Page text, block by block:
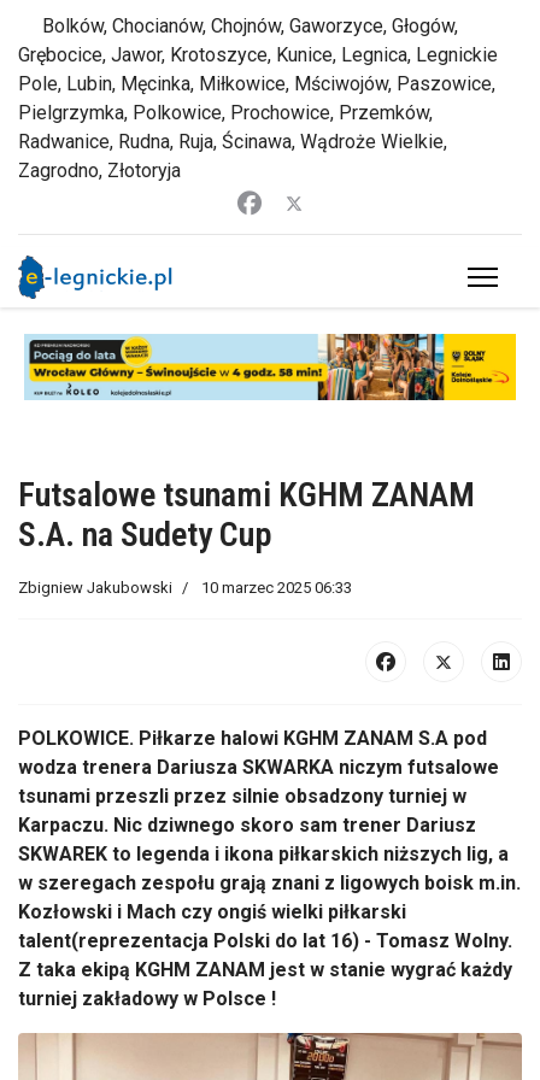
Bolków, Chocianów, Chojnów, Gaworzyce, Głogów,
Grębocice, Jawor, Krotoszyce, Kunice, Legnica, Legnickie
Pole, Lubin, Męcinka, Miłkowice, Mściwojów, Paszowice,
Pielgrzymka, Polkowice, Prochowice, Przemków,
Radwanice, Rudna, Ruja, Ścinawa, Wądroże Wielkie,
Zagrodno, Złotoryja
Futsalowe tsunami KGHM ZANAM
S.A. na Sudety Cup
Zbigniew Jakubowski 10 marzec 2025 06:33
POLKOWICE. Piłkarze halowi KGHM ZANAM S.A pod
wodza trenera Dariusza SKWARKA niczym futsalowe
tsunami przeszli przez silnie obsadzony turniej w
Karpaczu. Nic dziwnego skoro sam trener Dariusz
SKWAREK to legenda i ikona piłkarskich niższych lig, a
w szeregach zespołu grają znani z ligowych boisk m.in.
Kozłowski i Mach czy ongiś wielki piłkarski
talent(reprezentacja Polski do lat 16) - Tomasz Wolny.
Z taka ekipą KGHM ZANAM jest w stanie wygrać każdy
turniej zakładowy w Polsce !